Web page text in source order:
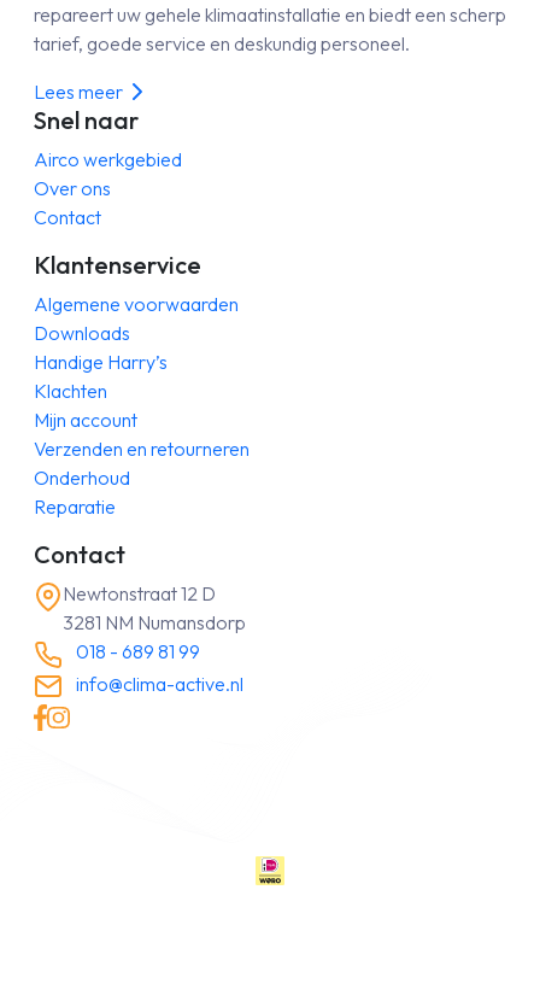
repareert uw gehele klimaatinstallatie en biedt een scherp
tarief, goede service en deskundig personeel.
Lees meer
Snel naar
Airco werkgebied
Over ons
Contact
Klantenservice
Algemene voorwaarden
Downloads
Handige Harry’s
Klachten
Mijn account
Verzenden en retourneren
Onderhoud
Reparatie
Contact
Newtonstraat 12 D
3281 NM Numansdorp
018 - 689 81 99
info@clima-active.nl